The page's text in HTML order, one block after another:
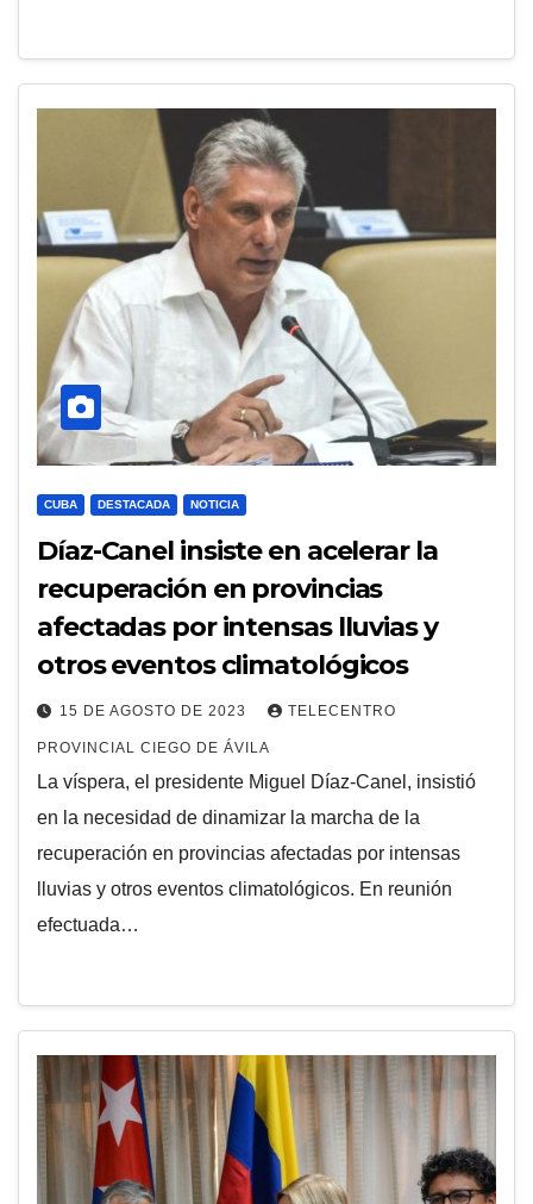
CUBA DESTACADA NOTICIA
Díaz-Canel insiste en acelerar la
recuperación en provincias
afectadas por intensas lluvias y
otros eventos climatológicos
15 DE AGOSTO DE 2023 TELECENTRO
PROVINCIAL CIEGO DE ÁVILA
La víspera, el presidente Miguel Díaz-Canel, insistió
en la necesidad de dinamizar la marcha de la
recuperación en provincias afectadas por intensas
lluvias y otros eventos climatológicos. En reunión
efectuada…